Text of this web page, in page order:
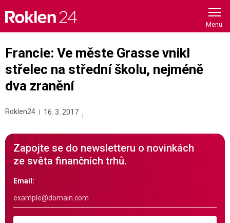
content
Francie: Ve měste Grasse vnikl
střelec na střední školu, nejméně
dva zranění
Roklen24 16. 3. 2017
Zapojte se do newsletteru o novinkách
ze světa finančních trhů.
Email: